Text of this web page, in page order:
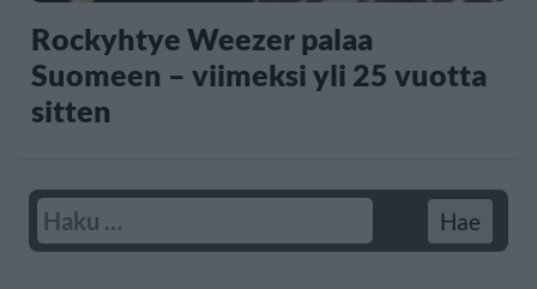
Rockyhtye Weezer palaa
Suomeen – viimeksi yli 25 vuotta
sitten